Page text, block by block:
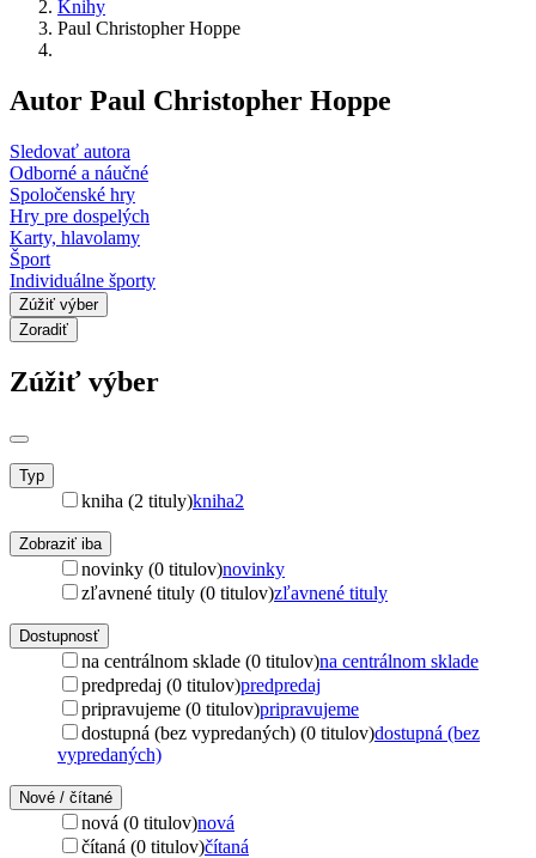
Knihy
Paul Christopher Hoppe
Autor Paul Christopher Hoppe
Sledovať autora
Odborné a náučné
Spoločenské hry
Hry pre dospelých
Karty, hlavolamy
Šport
Individuálne športy
Zúžiť výber
Zoradiť
Zúžiť výber
Typ
kniha (2 tituly)kniha2
Zobraziť iba
novinky (0 titulov)novinky
zľavnené tituly (0 titulov)zľavnené tituly
Dostupnosť
na centrálnom sklade (0 titulov)na centrálnom sklade
predpredaj (0 titulov)predpredaj
pripravujeme (0 titulov)pripravujeme
dostupná (bez vypredaných) (0 titulov)dostupná (bez
vypredaných)
Nové / čítané
nová (0 titulov)nová
čítaná (0 titulov)čítaná